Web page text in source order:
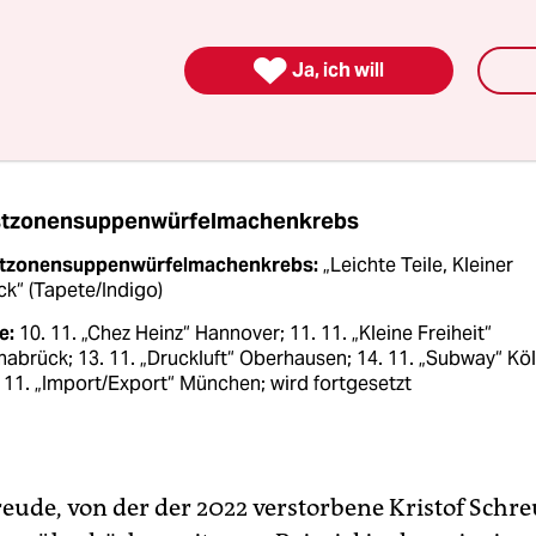
„Leichte Teile, Kleiner Rock“ ist jetzt
gehen
„Leichte Teile, Kleiner
(Tapete/Indigo)
10. 11. „Chez Heinz“ Hannover; 11. 11. „Kleine Freiheit“
13. 11. „Druckluft“ Oberhausen; 14. 11. „Subway“
11. „Import/Export“ München; wird fortgesetzt
von der der 2022 verstorbene Kristof
 Ja, ich will